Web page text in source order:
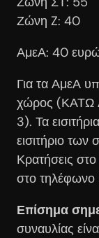
Ζώνη Z: 40
ΑμεΑ: 40
Για τα ΑμεΑ
χώρος (ΚΑΤΩ
3). Τα
εισιτήριο
Κρατήσεις στο
στο τηλέφωνο
Επίσημα
συναυλίας